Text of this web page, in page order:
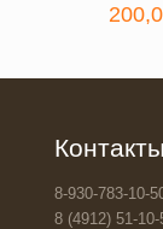
Контакты
8-930-783-10-
8 (4912) 51-10-